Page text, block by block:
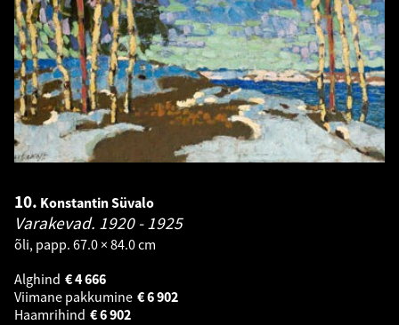
10. Konstantin Süvalo
Varakevad. 1920 - 1925
õli, papp. 67.0 × 84.0 cm
Alghind
4 666
€
Viimane pakkumine
6 902
€
Haamrihind
6 902
€